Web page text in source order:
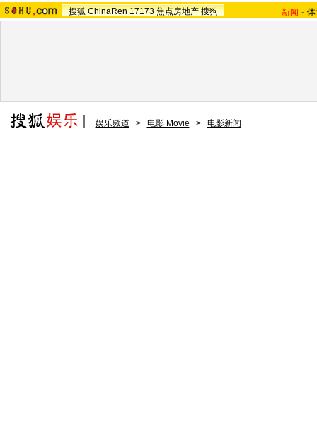
搜狐 ChinaRen 17173 焦点房地产 搜狗 新闻 -
娱乐频道 > 电影 Movie > 电影新闻